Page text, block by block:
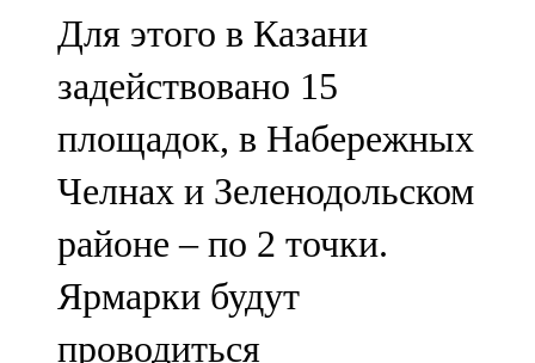
Для этого в Казани
задействовано 15
площадок, в Набережных
Челнах и Зеленодольском
районе – по 2 точки.
Ярмарки будут
проводиться